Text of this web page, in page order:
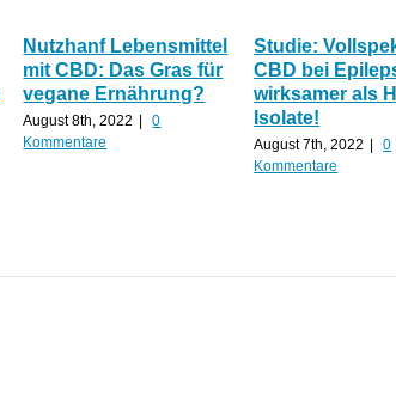
Nutzhanf Lebensmittel
mit CBD: Das Gras für
vegane Ernährung?
August 8th, 2022 |
0
Kommentare
Studie:
CBD bei
wirksamer als
Isolate!
August 7th, 2022 |
0
Kommentare